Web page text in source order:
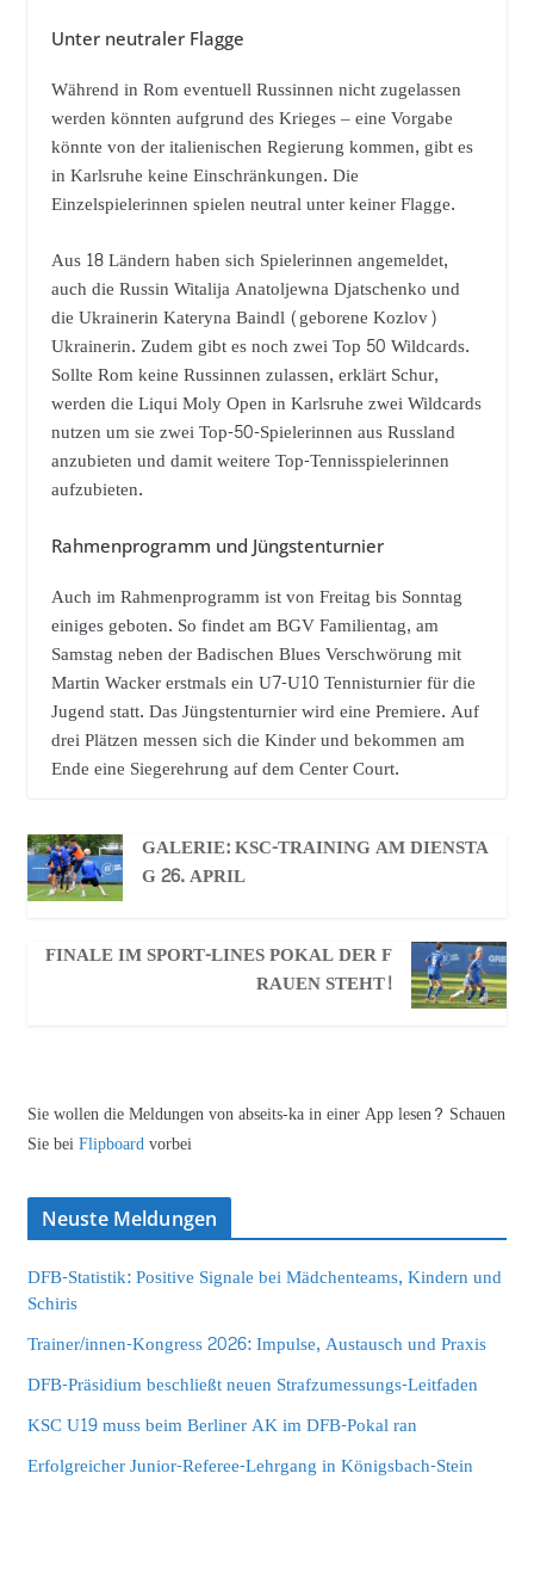
Unter neutraler Flagge
Während in Rom eventuell Russinnen nicht zugelassen
werden könnten aufgrund des Krieges – eine Vorgabe
könnte von der italienischen Regierung kommen, gibt es
in Karlsruhe keine Einschränkungen. Die
Einzelspielerinnen spielen neutral unter keiner Flagge.
Aus 18 Ländern haben sich Spielerinnen angemeldet,
auch die Russin Witalija Anatoljewna Djatschenko und
die Ukrainerin Kateryna Baindl (geborene Kozlov)
Ukrainerin. Zudem gibt es noch zwei Top 50 Wildcards.
Sollte Rom keine Russinnen zulassen, erklärt Schur,
werden die Liqui Moly Open in Karlsruhe zwei Wildcards
nutzen um sie zwei Top-50-Spielerinnen aus Russland
anzubieten und damit weitere Top-Tennisspielerinnen
aufzubieten.
Rahmenprogramm und Jüngstenturnier
Auch im Rahmenprogramm ist von Freitag bis Sonntag
einiges geboten. So findet am BGV Familientag, am
Samstag neben der Badischen Blues Verschwörung mit
Martin Wacker erstmals ein U7-U10 Tennisturnier für die
Jugend statt. Das Jüngstenturnier wird eine Premiere. Auf
drei Plätzen messen sich die Kinder und bekommen am
Ende eine Siegerehrung auf dem Center Court.
GALERIE: KSC-TRAINING AM DIENSTA
G 26. APRIL
FINALE IM SPORT-LINES POKAL DER F
RAUEN STEHT!
Sie wollen die Meldungen von abseits-ka in einer App lesen? Schauen
Sie beiFlipboardvorbei
Neuste Meldungen
DFB-Statistik: Positive Signale bei Mädchenteams, Kindern und
Schiris
Trainer/innen-Kongress 2026: Impulse, Austausch und Praxis
DFB-Präsidium beschließt neuen Strafzumessungs-Leitfaden
KSC U19 muss beim Berliner AK im DFB-Pokal ran
Erfolgreicher Junior-Referee-Lehrgang in Königsbach-Stein